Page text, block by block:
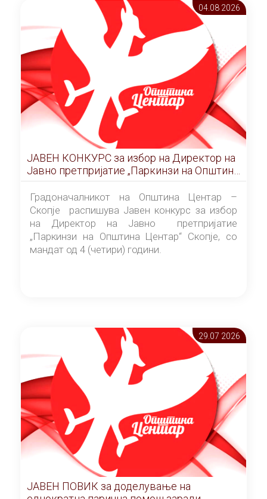
(три) години од денот на потпишувањето на
Договорот за закуп со најповолниот
понудувач.
04.08 2026
ЈАВЕН КОНКУРС за избор на Директор на
Јавно претпријатие „Паркинзи на Општина
Центар“ – Скопје
Градоначалникот на Општина Центар –
Скопје распишува Јавен конкурс за избор
на Директор на Јавно претпријатие
„Паркинзи на Општина Центар“ Скопје, со
мандат од 4 (четири) години.
29.07 2026
ЈАВЕН ПОВИК за доделување на